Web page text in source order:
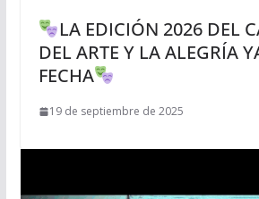
LA EDICIÓN 2026 DEL
DEL ARTE Y LA ALEGRÍA
FECHA
19 de septiembre de 2025